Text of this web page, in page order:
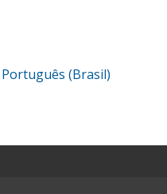
Português (Brasil)